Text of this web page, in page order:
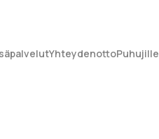
YhteydenottoPuhujille